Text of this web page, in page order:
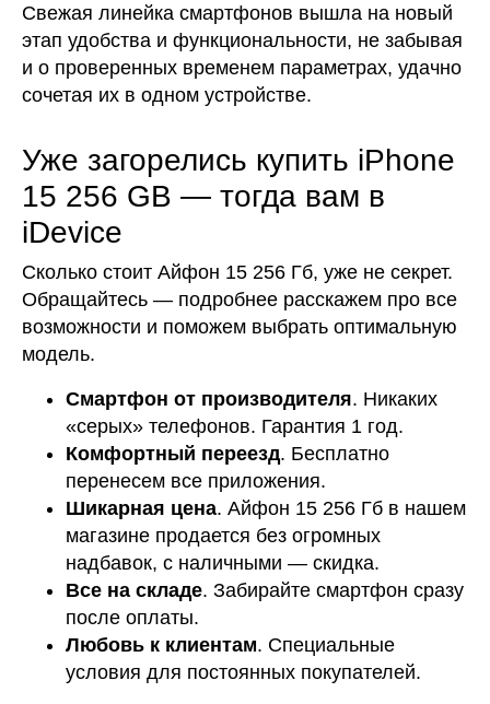
Свежая линейка смартфонов вышла на новый
этап удобства и функциональности, не забывая
и о проверенных временем параметрах, удачно
сочетая их в одном устройстве.
Уже загорелись купить iPhone
15 256 GB — тогда вам в
iDevice
Сколько стоит Айфон 15 256 Гб, уже не секрет.
Обращайтесь — подробнее расскажем про все
возможности и поможем выбрать оптимальную
модель.
Смартфон от производителя. Никаких
«серых» телефонов. Гарантия 1 год.
Комфортный переезд. Бесплатно
перенесем все приложения.
Шикарная цена. Айфон 15 256 Гб в нашем
магазине продается без огромных
надбавок, с наличными — скидка.
Все на складе. Забирайте смартфон сразу
после оплаты.
Любовь к клиентам. Специальные
условия для постоянных покупателей.